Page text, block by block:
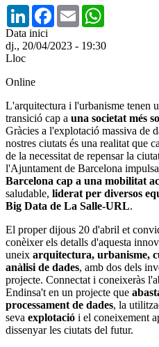
LinkedInFacebook
Email
Data inici
dj., 20/04/2023 - 19:30
Lloc
Online
L'arquitectura i l'urbanisme tenen
transició cap a una societat més
Gràcies a l'explotació massiva de
nostres ciutats és una realitat que
de la necessitat de repensar la
l'Ajuntament de Barcelona
Barcelona cap a una mobilitat
saludable, liderat per diversos
Big Data de La Salle-URL.
El proper dijous 20 d'abril et
conèixer els detalls d'aquesta
uneix arquitectura, urbanisme,
anàlisi de dades, amb dos dels
projecte. Connectat i coneixeràs
Endinsa't en un projecte que
processament de dades, la
seva explotació i el coneixement
dissenyar les ciutats del futur.